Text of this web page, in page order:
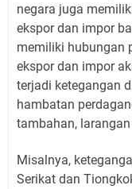
negara juga
ekspor dan impor
memiliki hubungan
ekspor dan impor
terjadi ketegangan
hambatan
tambahan,
Misalnya,
Serikat dan